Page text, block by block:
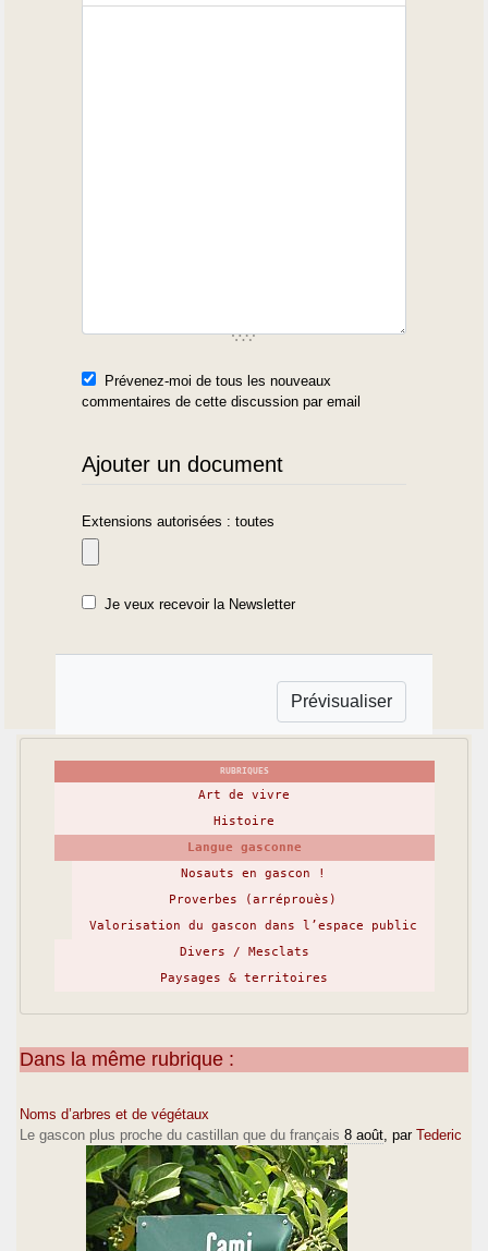
Prévenez-moi de tous les nouveaux
commentaires de cette discussion par email
Ajouter un document
Extensions autorisées : toutes
Je veux recevoir la Newsletter
RUBRIQUES
Art de vivre
Histoire
Langue gasconne
Nosauts en gascon !
Proverbes (arréprouès)
Valorisation du gascon dans l’espace public
Divers / Mesclats
Paysages & territoires
Dans la même rubrique :
Noms d’arbres et de végétaux
Le gascon plus proche du castillan que du français 8 août , par Tederic